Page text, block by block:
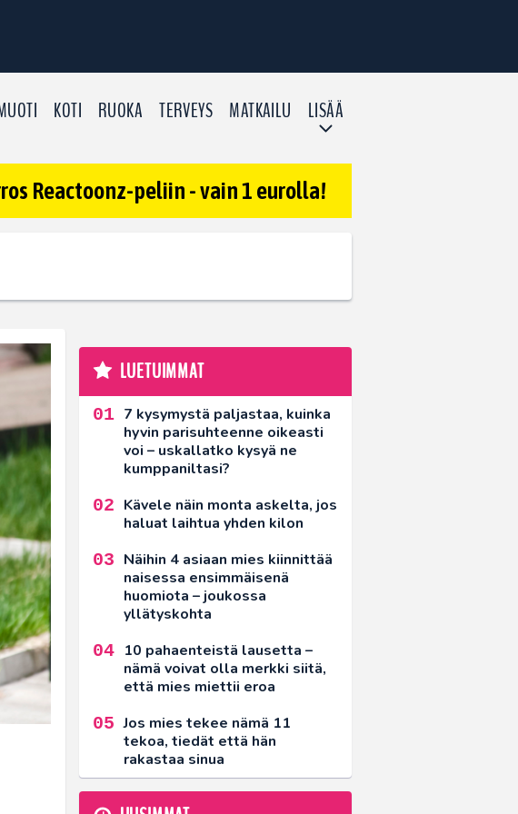
KOTI RUOKA TERVEYS MATKAILU LISÄÄ
Reactoonz-peliin - vain 1 eurolla!
LUETUIMMAT
7 kysymystä paljastaa, kuinka
hyvin parisuhteenne oikeasti
voi – uskallatko kysyä ne
kumppaniltasi?
Kävele näin monta askelta, jos
haluat laihtua yhden kilon
Näihin 4 asiaan mies kiinnittää
naisessa ensimmäisenä
huomiota – joukossa
yllätyskohta
10 pahaenteistä lausetta –
nämä voivat olla merkki siitä,
että mies miettii eroa
Jos mies tekee nämä 11
tekoa, tiedät että hän
rakastaa sinua